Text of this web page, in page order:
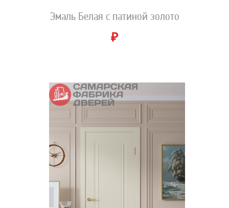
Эмаль Белая с патиной золото
₽